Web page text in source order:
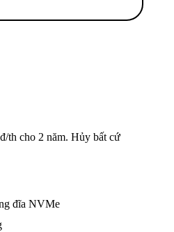
th cho 2 năm. Hủy bất cứ
đĩa NVMe